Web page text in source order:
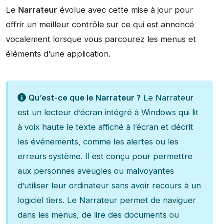
Le Narrateur évolue avec cette mise à jour pour
offrir un meilleur contrôle sur ce qui est annoncé
vocalement lorsque vous parcourez les menus et
éléments d’une application.
Qu’est-ce que le Narrateur ? Le Narrateur
est un lecteur d’écran intégré à Windows qui lit
à voix haute le texte affiché à l’écran et décrit
les événements, comme les alertes ou les
erreurs système. Il est conçu pour permettre
aux personnes aveugles ou malvoyantes
d’utiliser leur ordinateur sans avoir recours à un
logiciel tiers. Le Narrateur permet de naviguer
dans les menus, de lire des documents ou